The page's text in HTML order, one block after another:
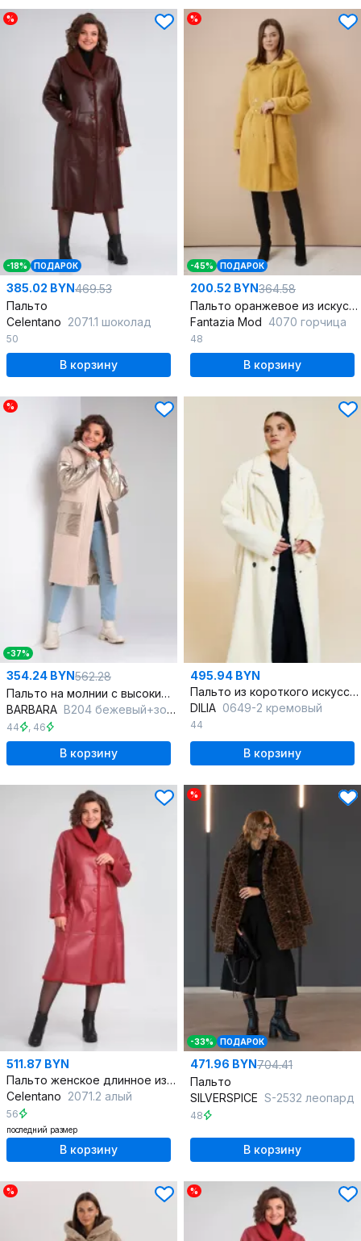
%
-18% ПОДАРОК
385.02 BYN469.53
Пальто
Celentano 2071.1 шоколад
50
В корзину
%
-45% ПОДАРОК
200.52 BYN364.58
Пальто оранжевое из искусственного меха с капюшоном
Fantazia Mod 4070 горчица
48
В корзину
%
-37%
354.24 BYN562.28
Пальто на молнии с высоким воротником-стойкой и капюшоном
BARBARA B204 бежевый+золото
44 , 46
В корзину
495.94 BYN
Пальто из короткого искусственного меха с двубортной застежкой и лацканами
DILIA 0649-2 кремовый
44
В корзину
511.87 BYN
Пальто женское длинное из искусственного меха и экокожи
Celentano 2071.2 алый
56
последний размер
В корзину
%
-33% ПОДАРОК
471.96 BYN704.41
Пальто
SILVERSPICE S-2532 леопард
48
В корзину
% %